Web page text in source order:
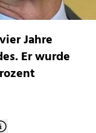
Jahre
Er wurde